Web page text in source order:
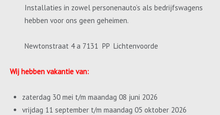
Installaties in zowel personenauto’s als bedrijfswagens
hebben voor ons geen geheimen.
Newtonstraat 4 a 7131 PP Lichtenvoorde
Wij hebben vakantie van:
zaterdag 30 mei t/m maandag 08 juni 2026
vrijdag 11 september t/m maandag 05 oktober 2026